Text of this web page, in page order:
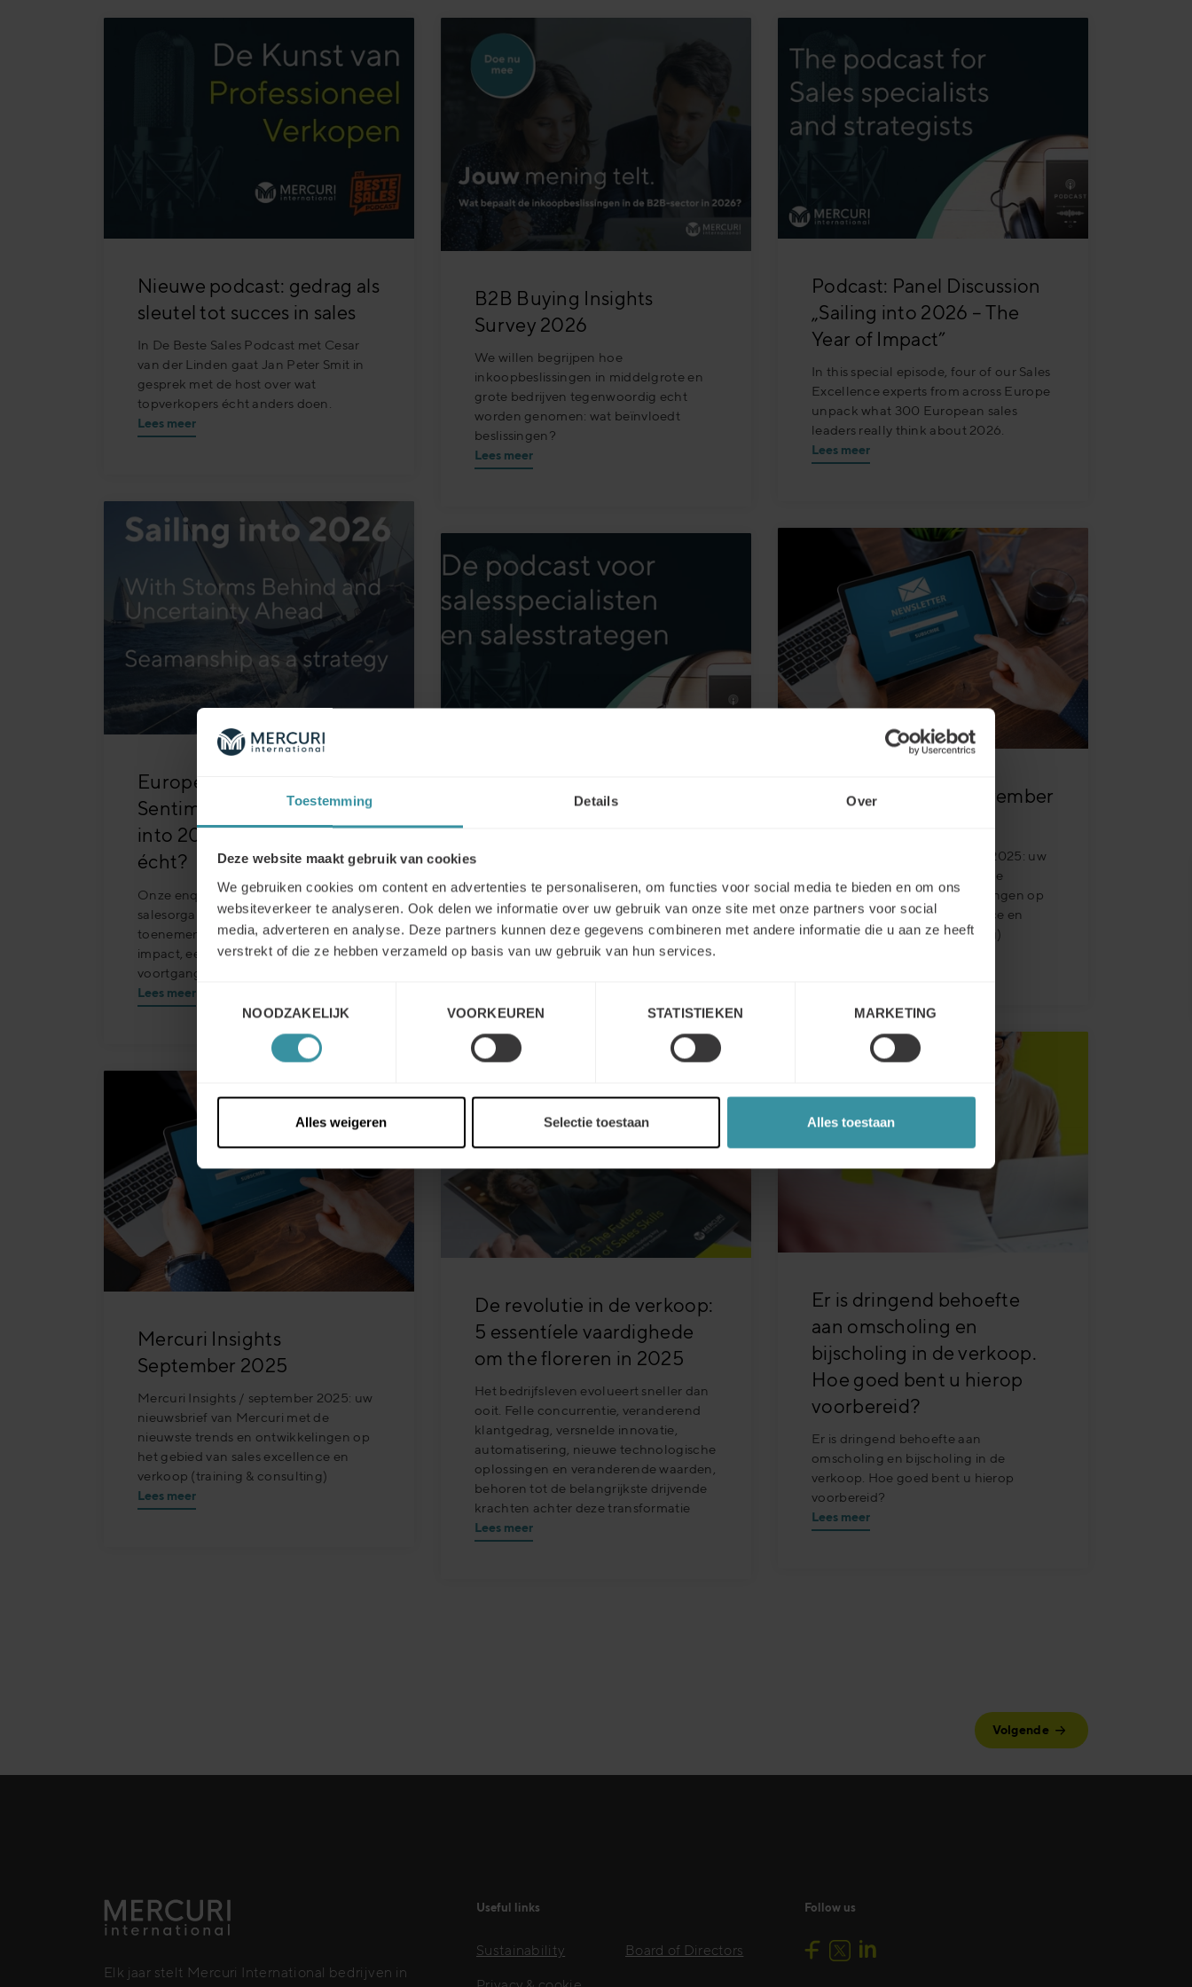
Toestemming Details Over
Deze website maakt gebruik van cookies
We gebruiken cookies om content en advertenties te personaliseren, om functies voor social media te bieden en om ons
websiteverkeer te analyseren. Ook delen we informatie over uw gebruik van onze site met onze partners voor social
media, adverteren en analyse. Deze partners kunnen deze gegevens combineren met andere informatie die u aan ze heeft
verstrekt of die ze hebben verzameld op basis van uw gebruik van hun services.
NOODZAKELIJK
VOORKEUREN STATISTIEKEN MARKETING
Alles weigeren Selectie toestaan Alles toestaan
Productiesector
Banksector
Nieuwe podcast: gedrag als
sleutel tot succes in sales
In De Beste Sales Podcast met Cesar
van der Linden gaat Jan Peter Smit in
gesprek met de host over wat
topverkopers écht anders doen.
Lees meer
B2B Buying Insights
Survey 2026
We willen begrijpen hoe
inkoopbeslissingen in middelgrote en
grote bedrijven tegenwoordig echt
worden genomen: wat beïnvloedt
beslissingen?
Lees meer
Podcast: Panel Discussion
„Sailing into 2026 – The
Year of Impact”
In this special episode, four of our Sales
Excellence experts from across Europe
unpack what 300 European sales
leaders really think about 2026.
Lees meer
European B2B Sales
Sentiment 2026: „Sailing
into 2026“ – Wat drijft sales
écht?
Onze enquête laat zien hoe
salesorganisaties in Europa, onder
toenemende druk, zorgen voor snelle
impact, een duidelijke ROI en echte
voortgang in de uitvoering.
Lees meer
Mercuri Insights November
Mercuri Insights / November 2025: uw
nieuwsbrief van Mercuri met de
nieuwste trends en ontwikkelingen op
het gebied van sales excellence en
verkoop (training & consulting)
Podcast: “Good talk” ≠
Ever walked out of a client meeting
feeling great, but without a signed
deal? That’s exactly what Claudia
Sperling and Senne Vanwetswinkel
experienced
Lees meer
Er is dringend behoefte
aan omscholing en
bijscholing in de verkoop.
Hoe goed bent u hierop
voorbereid?
Er is dringend behoefte aan
omscholing en bijscholing in de
verkoop. Hoe goed bent u hierop
voorbereid?
Lees meer
De revolutie in de verkoop:
5 essentíele vaardighede
om the floreren in 2025
Het bedrijfsleven evolueert sneller dan
ooit. Felle concurrentie, veranderend
klantgedrag, versnelde innovatie,
automatisering, nieuwe technologische
oplossingen en veranderende waarden,
behoren tot de belangrijkste drijvende
krachten achter deze transformatie
Lees meer
Mercuri Insights
September 2025
Mercuri Insights / september 2025: uw
nieuwsbrief van Mercuri met de
nieuwste trends en ontwikkelingen op
het gebied van sales excellence en
verkoop (training & consulting)
Lees meer
Volgende
Elk jaar stelt Mercuri International bedrijven in
Useful links
Sustainability Board of Directors
Follow us